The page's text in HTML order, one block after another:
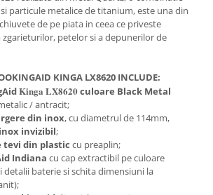
particule metalice de titanium, este una din
de pe piata in ceea ce priveste
petelor si a depunerilor de
KINGA LX8620 INCLUDE:
Kinga LX8620culoare Black Metal
/ antracit;
din inox, cu diametrul de 114mm,
invizibil;
tevi din plastic cu preaplin;
Indiana cu cap extractibil pe culoare
detalii baterie si schita dimensiuni la